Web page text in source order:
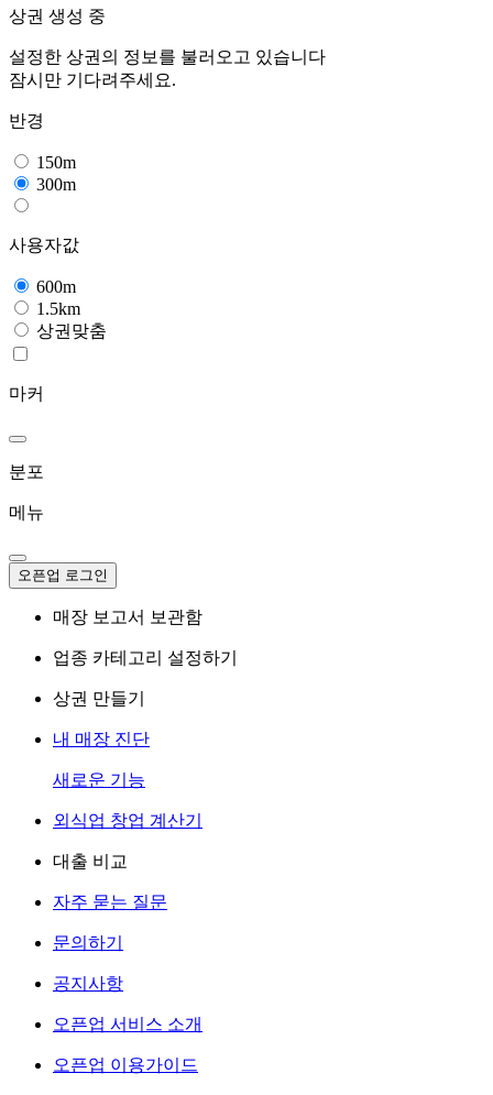
상권 생성 중
설정한 상권의 정보를 불러오고 있습니다
잠시만 기다려주세요.
반경
150m
300m
사용자값
600m
1.5km
상권맞춤
마커
분포
메뉴
오픈업 로그인
매장 보고서 보관함
업종 카테고리 설정하기
상권 만들기
내 매장 진단
새로운 기능
외식업 창업 계산기
대출 비교
자주 묻는 질문
문의하기
공지사항
오픈업 서비스 소개
오픈업 이용가이드